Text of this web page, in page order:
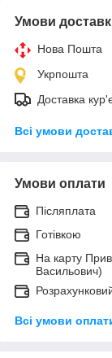
Умови
Нова Пошта
Укрпошта
Доставка
Всі умови
Умови оплати
Післяплата
Готівкою
На карту
Васильович)
Всі умови